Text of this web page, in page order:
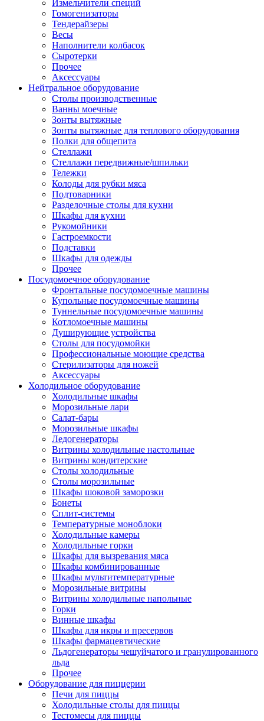
Измельчители специй
Гомогенизаторы
Тендерайзеры
Весы
Наполнители колбасок
Сыротерки
Прочее
Аксессуары
Нейтральное оборудование
Столы производственные
Ванны моечные
Зонты вытяжные
Зонты вытяжные для теплового оборудования
Полки для общепита
Стеллажи
Стеллажи передвижные/шпильки
Тележки
Колоды для рубки мяса
Подтоварники
Разделочные столы для кухни
Шкафы для кухни
Рукомойники
Гастроемкости
Подставки
Шкафы для одежды
Прочее
Посудомоечное оборудование
Фронтальные посудомоечные машины
Купольные посудомоечные машины
Туннельные посудомоечные машины
Котломоечные машины
Душирующие устройства
Столы для посудомойки
Профессиональные моющие средства
Стерилизаторы для ножей
Аксессуары
Холодильное оборудование
Холодильные шкафы
Морозильные лари
Салат-бары
Морозильные шкафы
Ледогенераторы
Витрины холодильные настольные
Витрины кондитерские
Столы холодильные
Столы морозильные
Шкафы шоковой заморозки
Бонеты
Сплит-системы
Температурные моноблоки
Холодильные камеры
Холодильные горки
Шкафы для вызревания мяса
Шкафы комбинированные
Шкафы мультитемпературные
Морозильные витрины
Витрины холодильные напольные
Горки
Винные шкафы
Шкафы для икры и пресервов
Шкафы фармацевтические
Льдогенераторы чешуйчатого и гранулированного
льда
Прочее
Оборудование для пиццерии
Печи для пиццы
Холодильные столы для пиццы
Тестомесы для пиццы